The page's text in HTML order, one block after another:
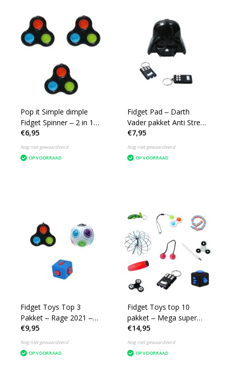
Pop it Simple dimple
Fidget Spinner ‒ 2 in 1
set 3 stuks ‒ Rage 2021
Zwart
€6,95
Nog niet gewaardeerd
OP VOORRAAD
Fidget Pad ‒ Darth
Vader pakket Anti Stress
‒ 3 delige Bewaarbox
€7,95
Nog niet gewaardeerd
OP VOORRAAD
Fidget Toys Top 3
Pakket ‒ Rage 2021 ‒
Pop It, Cube, Puzzel
€9,95
Nog niet gewaardeerd
OP VOORRAAD
Fidget Toys top 10
pakket ‒ Mega super
pack 2021 ‒ Anti Stress
€14,95
Nog niet gewaardeerd
OP VOORRAAD